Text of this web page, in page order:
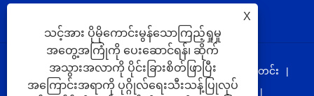
ကြှနျုပျတို့အကွောငျး ထုတ်ကုန်များ
သတင်း
ဒေါင်းလုဒ်လုပ်ပါ။
စုံစမ်းမေးမြန်းရန်ပေးပို့ပါ။
X
သင့်အား ပိုမိုကောင်းမွန်သောကြည့်ရှုမှု
အတွေ့အကြုံကို ပေးဆောင်ရန်၊ ဆိုက်
အသွားအလာကို ပိုင်းခြားစိတ်ဖြာပြီး
အကြောင်းအရာကို ပုဂ္ဂိုလ်ရေးသီးသန့်ပြုလုပ်